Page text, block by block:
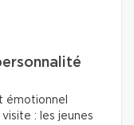
émotionnel
: les jeunes